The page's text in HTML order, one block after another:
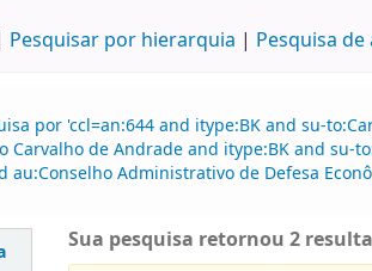
Pesquisar por hierarquia Pesquisa
por 'ccl=an:644 and itype:BK and su-
Carvalho de Andrade and itype:BK and
au:Conselho Administrativo de Defesa
Sua pesquisa retornou 2